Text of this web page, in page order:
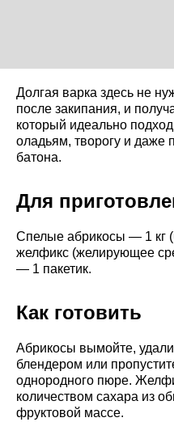
Долгая варка здесь не
после закипания, и
который идеально
оладьям, творогу и даже
батона.
Для
Спелые абрикосы — 1 кг
желфикс (желирующее
— 1 пакетик.
Как готовить
Абрикосы вымойте,
блендером или
однородного пюре.
количеством сахара из
фруктовой массе.